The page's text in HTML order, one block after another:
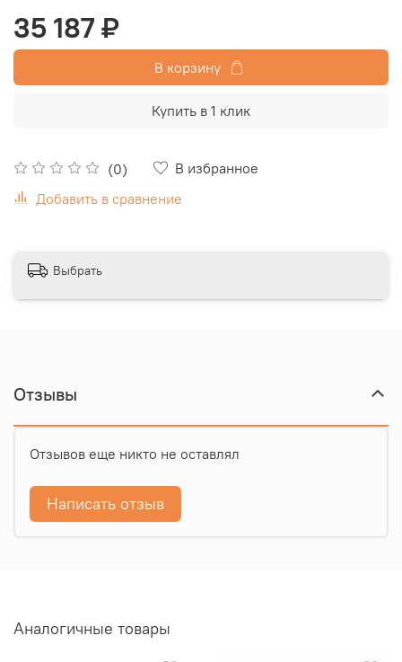
(0)
В избранное
Добавить в сравнение
35 187 ₽
В корзину
Купить в 1 клик
Выбрать
Отзывы
Отзывов еще никто не оставлял
Написать отзыв
Аналогичные товары